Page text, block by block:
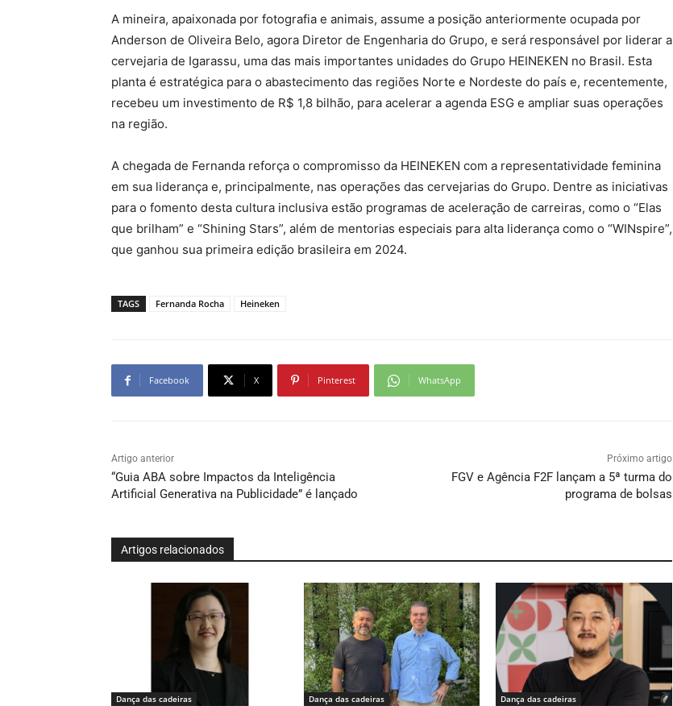
A mineira, apaixonada por fotografia e animais, assume a posição anteriormente ocupada por
Anderson de Oliveira Belo, agora Diretor de Engenharia do Grupo, e será responsável por liderar a
cervejaria de Igarassu, uma das mais importantes unidades do Grupo HEINEKEN no Brasil. Esta
planta é estratégica para o abastecimento das regiões Norte e Nordeste do país e, recentemente,
recebeu um investimento de R$ 1,8 bilhão, para acelerar a agenda ESG e ampliar suas operações
na região.
A chegada de Fernanda reforça o compromisso da HEINEKEN com a representatividade feminina
em sua liderança e, principalmente, nas operações das cervejarias do Grupo. Dentre as iniciativas
para o fomento desta cultura inclusiva estão programas de aceleração de carreiras, como o “Elas
que brilham” e “Shining Stars”, além de mentorias especiais para alta liderança como o “WINspire”,
que ganhou sua primeira edição brasileira em 2024.
TAGS Fernanda Rocha Heineken
Facebook X Pinterest WhatsApp
Artigo anterior
“Guia ABA sobre Impactos da Inteligência
Artificial Generativa na Publicidade” é lançado
Próximo artigo
FGV e Agência F2F lançam a 5ª turma do
programa de bolsas
Artigos relacionados
Dança das cadeiras Dança das cadeiras Dança das cadeiras